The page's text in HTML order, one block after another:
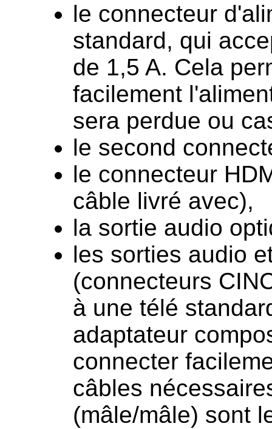
le connecteur
standard, qui
de 1,5 A. Cela
facilement
sera perdue ou
le second
le connecteur
câble livré avec),
la sortie audio
les sorties audio
(connecteurs
à une télé
adaptateur
connecter
câbles
(mâle/mâle) sont